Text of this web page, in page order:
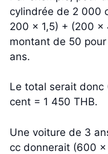
cylindrée de 2 000
200 x 1,5) + (200 x
montant de 50
ans.
Le total serait
cent = 1 450 THB.
Une voiture de 3
cc donnerait (600